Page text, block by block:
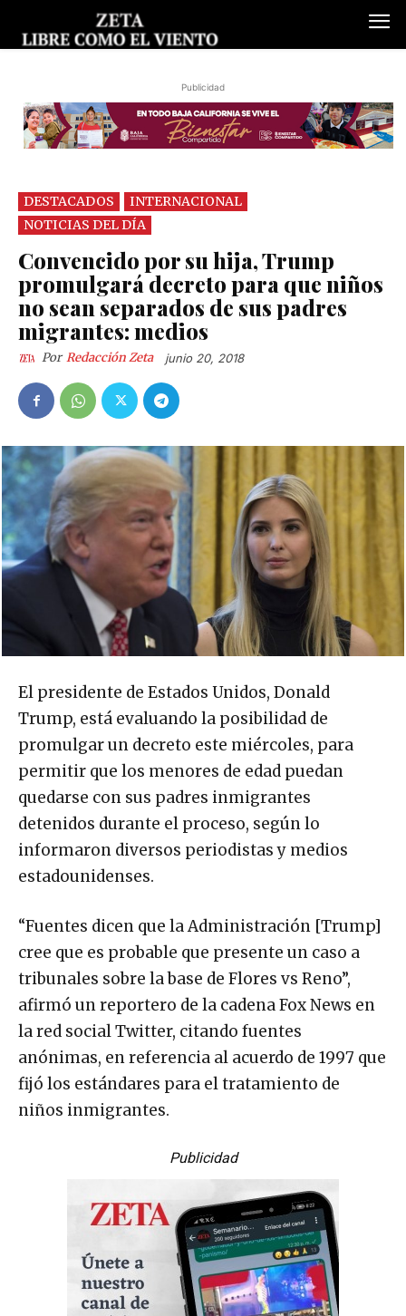
Publicidad
DESTACADOS
INTERNACIONAL
NOTICIAS DEL DÍA
Convencido por su hija, Trump
promulgará decreto para que niños
no sean separados de sus padres
migrantes: medios
Por Redacción Zeta junio 20, 2018
El presidente de Estados Unidos, Donald
Trump, está evaluando la posibilidad de
promulgar un decreto este miércoles, para
permitir que los menores de edad puedan
quedarse con sus padres inmigrantes
detenidos durante el proceso, según lo
informaron diversos periodistas y medios
estadounidenses.
“Fuentes dicen que la Administración [Trump]
cree que es probable que presente un caso a
tribunales sobre la base de Flores vs Reno”,
afirmó un reportero de la cadena Fox News en
la red social Twitter, citando fuentes
anónimas, en referencia al acuerdo de 1997 que
fijó los estándares para el tratamiento de
niños inmigrantes.
Publicidad